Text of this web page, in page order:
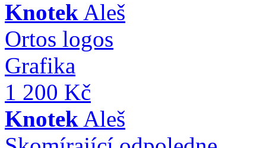
Knotek Aleš
Ortos logos
Grafika
1 200 Kč
Knotek Aleš